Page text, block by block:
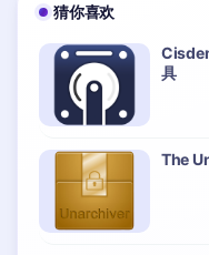
猜你喜欢
具
The